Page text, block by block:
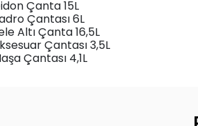
Çanta 15L
Çantası 6L
Altı Çanta 16,5L
Çantası 3,5L
Çantası 4,1L